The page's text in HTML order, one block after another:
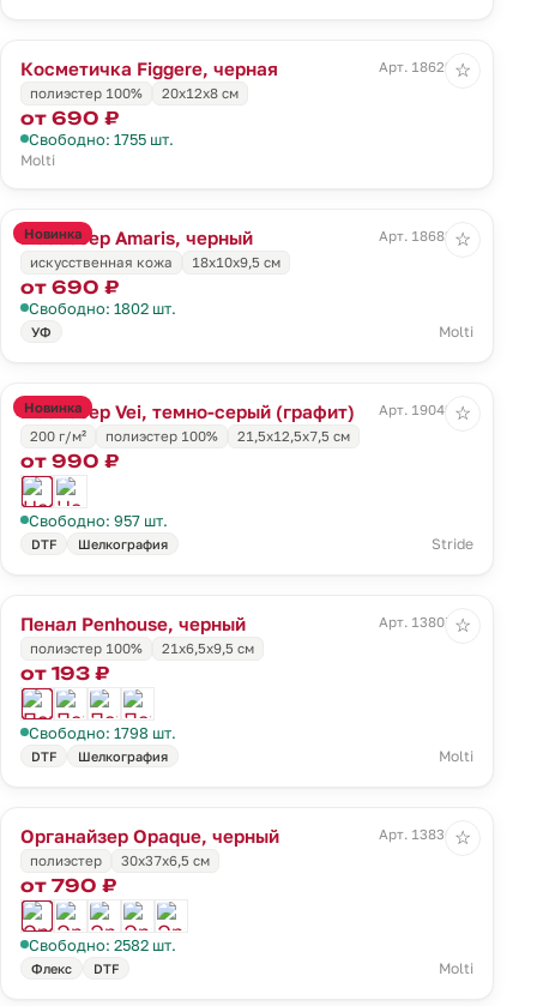
Косметичка Figgere, черная
Арт. 18629.30
полиэстер 100%
20x12x8 см
от 690 ₽
Свободно: 1755 шт.
Molti
☆
Новинка
Несессер Amaris, черный
Арт. 18682.30
искусственная кожа
18x10x9,5 см
от 690 ₽
Свободно: 1802 шт.
УФ Molti
☆
Новинка
Несессер Vei, темно-серый (графит)
Арт. 19049.31
200 г/м²
полиэстер 100% 21,5x12,5x7,5 см
от 990 ₽
Свободно: 957 шт.
DTF Шелкография Stride
☆
Пенал Penhouse, черный
Арт. 13807.30
полиэстер 100%
21х6,5х9,5 см
от 193 ₽
Свободно: 1798 шт.
DTF Шелкография Molti
☆
Органайзер Opaque, черный
Арт. 13836.30
полиэстер
30x37x6,5 см
от 790 ₽
Свободно: 2582 шт.
Флекс DTF Molti
☆